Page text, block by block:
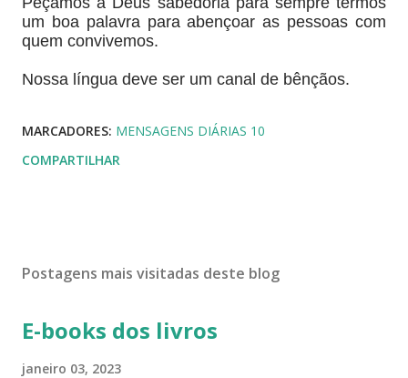
um boa palavra para abençoar as pessoas com
quem convivemos.
Nossa língua deve ser um canal de bênçãos.
MARCADORES: MENSAGENS DIÁRIAS 10
COMPARTILHAR
Postagens mais visitadas deste blog
E-books dos livros
janeiro 03, 2023